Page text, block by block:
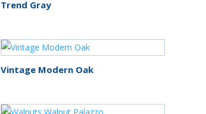
Trend Gray
Vintage Modern Oak